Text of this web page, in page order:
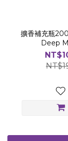
擴香補充瓶
Deep